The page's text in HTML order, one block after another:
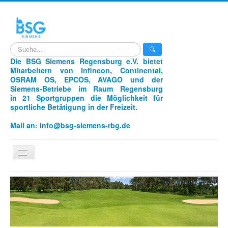
search 🔍
Die BSG Siemens Regensburg e.V. bietet
Mitarbeitern von Infineon, Continental,
OSRAM OS, EPCOS, AVAGO und der
Siemens-Betriebe im Raum Regensburg
in 21 Sportgruppen die Möglichkeit für
sportliche Betätigung in der Freizeit.
Mail an: info@bsg-siemens-rbg.de
Navigation
Home
Sportarten
Aikido Laufen
Unser Verein